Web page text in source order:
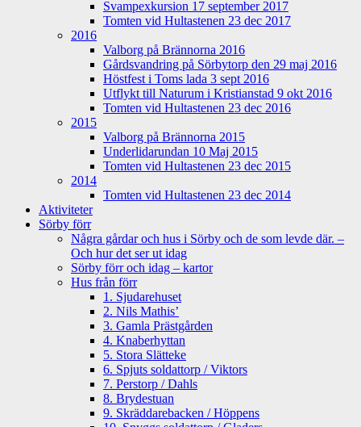
Svampexkursion 17 september 2017
Tomten vid Hultastenen 23 dec 2017
2016
Valborg på Brännorna 2016
Gårdsvandring på Sörbytorp den 29 maj 2016
Höstfest i Toms lada 3 sept 2016
Utflykt till Naturum i Kristianstad 9 okt 2016
Tomten vid Hultastenen 23 dec 2016
2015
Valborg på Brännorna 2015
Underlidarundan 10 Maj 2015
Tomten vid Hultastenen 23 dec 2015
2014
Tomten vid Hultastenen 23 dec 2014
Aktiviteter
Sörby förr
Några gårdar och hus i Sörby och de som levde där. –
Och hur det ser ut idag
Sörby förr och idag – kartor
Hus från förr
1. Sjudarehuset
2. Nils Mathis’
3. Gamla Prästgården
4. Knaberhyttan
5. Stora Slätteke
6. Spjuts soldattorp / Viktors
7. Perstorp / Dahls
8. Brydestuan
9. Skräddarebacken / Höppens